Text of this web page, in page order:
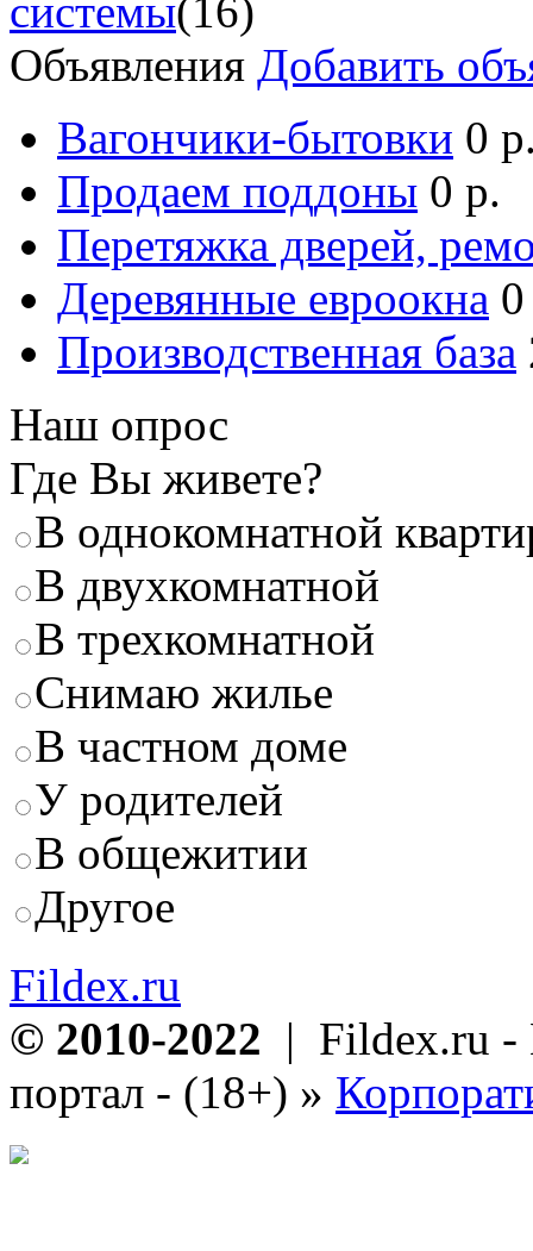
системы(16)
Объявления Добавить
Вагончики-бытовки 0
Продаем поддоны 0 р.
Перетяжка дверей,
Деревянные евроокна
Производственная база
Наш опрос
Где Вы живете?
В однокомнатной
В двухкомнатной
В трехкомнатной
Снимаю жилье
В частном доме
У родителей
В общежитии
Другое
Fildex.ru
© 2010-2022 | Fildex.ru -
портал - (18+) »